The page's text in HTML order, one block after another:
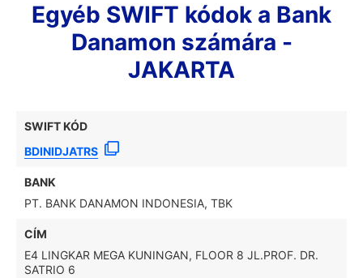
Egyéb SWIFT kódok a Bank
Danamon számára -
JAKARTA
SWIFT KÓD
BDINIDJATRS
BANK
PT. BANK DANAMON INDONESIA, TBK
CÍM
E4 LINGKAR MEGA KUNINGAN, FLOOR 8 JL.PROF. DR.
SATRIO 6